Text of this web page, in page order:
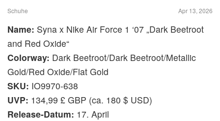
Schuhe Apr 13, 2026
Name: Syna x Nike Air Force 1 ‘07 „Dark Beetroot
and Red Oxide“
Colorway: Dark Beetroot/Dark Beetroot/Metallic
Gold/Red Oxide/Flat Gold
SKU: IO9970-638
UVP: 134,99 £ GBP (ca. 180 $ USD)
Release-Datum: 17. April